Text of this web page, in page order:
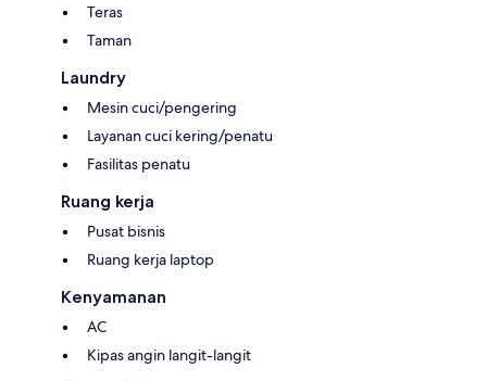
Teras
Taman
Laundry
Mesin cuci/pengering
Layanan cuci kering/penatu
Fasilitas penatu
Ruang kerja
Pusat bisnis
Ruang kerja laptop
Kenyamanan
AC
Kipas angin langit-langit